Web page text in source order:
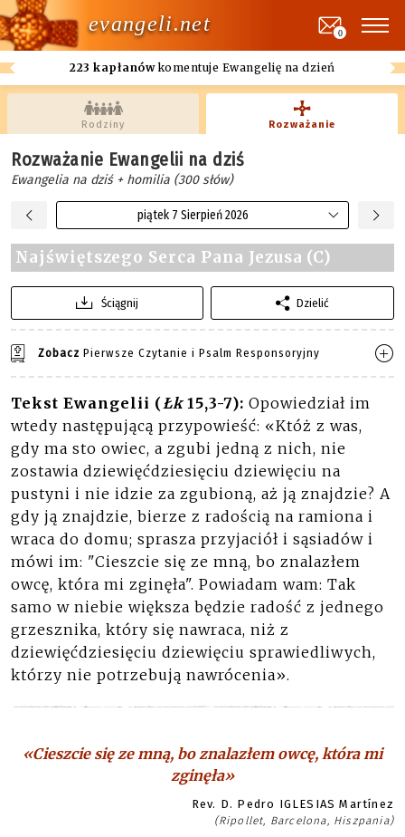
evangeli.net
223 kapłanówkomentuje Ewangelię na dzień
0
Rodziny Rozważanie
Rozważanie Ewangelii na dziś
Ewangelia na dziś + homilia (300 słów)
piątek 7 Sierpień 2026
Najświętszego Serca Pana Jezusa (C)
Ściągnij Dzielić
Zobacz Pierwsze Czytanie i Psalm Responsoryjny
Tekst Ewangelii (Łk15,3-7): Opowiedział im
wtedy następującą przypowieść: «Któż z was,
gdy ma sto owiec, a zgubi jedną z nich, nie
zostawia dziewięćdziesięciu dziewięciu na
pustyni i nie idzie za zgubioną, aż ją znajdzie? A
gdy ją znajdzie, bierze z radością na ramiona i
wraca do domu; sprasza przyjaciół i sąsiadów i
mówi im: "Cieszcie się ze mną, bo znalazłem
owcę, która mi zginęła". Powiadam wam: Tak
samo w niebie większa będzie radość z jednego
grzesznika, który się nawraca, niż z
dziewięćdziesięciu dziewięciu sprawiedliwych,
którzy nie potrzebują nawrócenia».
«Cieszcie się ze mną, bo znalazłem owcę, która mi
zginęła»
Rev. D. Pedro IGLESIAS Martínez
(Ripollet, Barcelona, Hiszpania)